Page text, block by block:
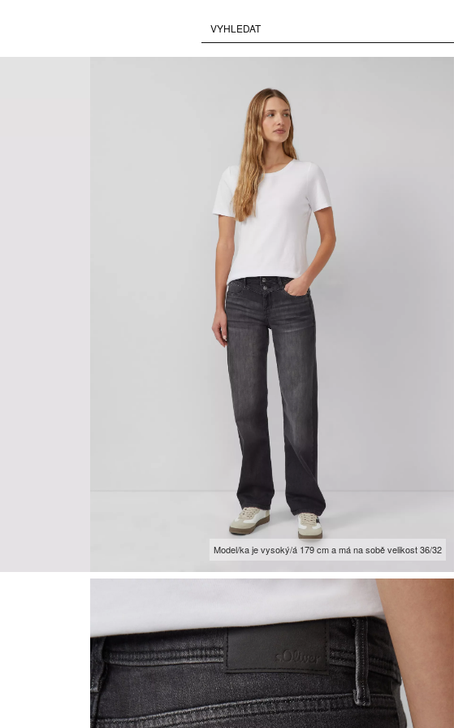
Model/ka je vysoký/á 179 cm a má na sobě velikost 36/32